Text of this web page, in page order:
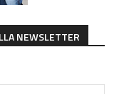
NEWSLETTER